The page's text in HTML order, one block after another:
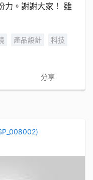
力。謝謝大家！ 雖
產品設計
科技
分享